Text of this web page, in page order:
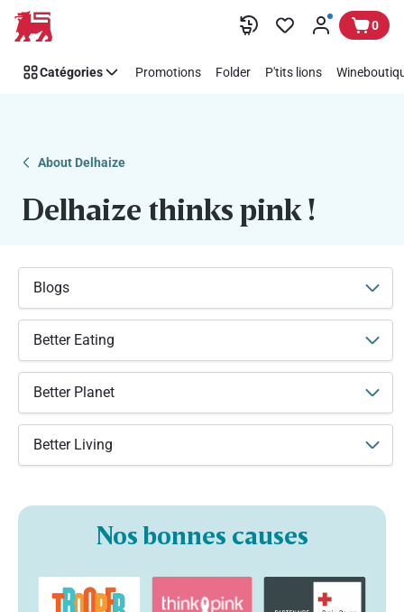
Passer
Soutenez
facilement
Pink
0
Catégories Promotions Folder P'tits lions
About Delhaize
Delhaize thinks pink !
Blogs
Better Eating
Better Planet
Better Living
Nos bonnes causes